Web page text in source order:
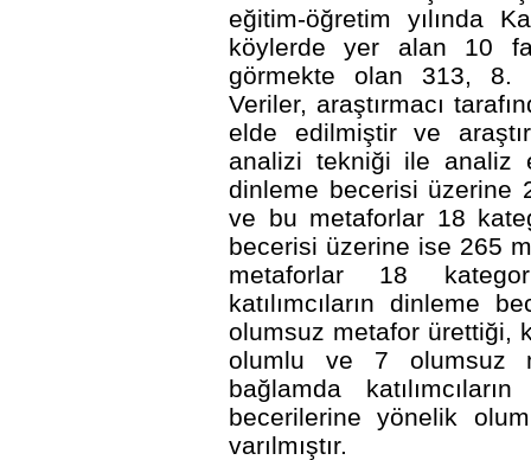
eğitim-öğretim yılında
köylerde yer alan 10
görmekte olan 313, 8.
Veriler, araştırmacı
elde edilmiştir ve
analizi tekniği ile analiz
dinleme becerisi üzerine
ve bu metaforlar 18
becerisi üzerine ise 265
metaforlar 18
katılımcıların dinleme
olumsuz metafor ürettiği,
olumlu ve 7 olumsuz
bağlamda
becerilerine yönelik
varılmıştır.